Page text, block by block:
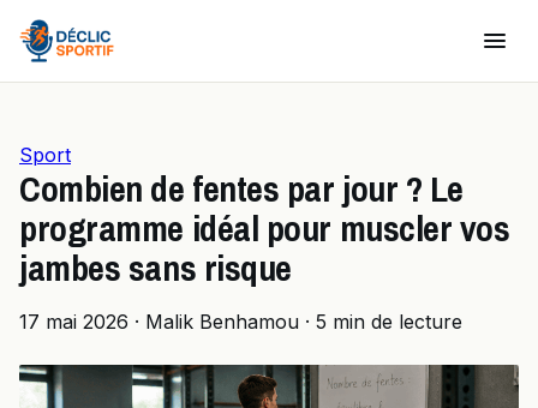
Sport
Combien de fentes par jour ? Le
programme idéal pour muscler vos
jambes sans risque
17 mai 2026 · Malik Benhamou · 5 min de lecture